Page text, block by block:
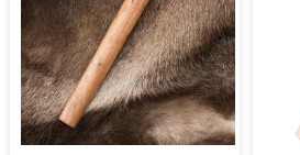
Skicka fråga